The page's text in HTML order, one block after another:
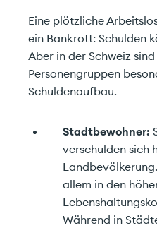
Eine plötzliche
ein Bankrott: Schulden
Aber in der Schweiz
Personengruppen
Schuldenaufbau.
Stadtbewohner:
verschulden sich
allem in den
Während in